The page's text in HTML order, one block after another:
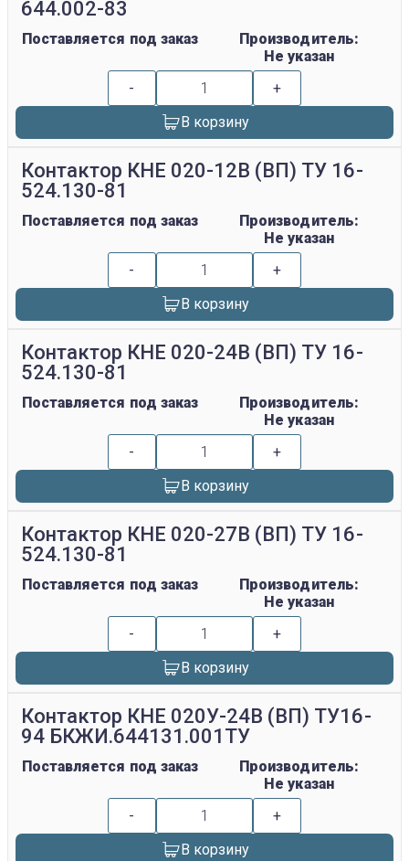
644.002-83
Поставляется под заказ
Производитель:
Не указан
-
+
В корзину
Контактор КНЕ 020-12В (ВП) ТУ 16-
524.130-81
Поставляется под заказ
Производитель:
Не указан
-
+
В корзину
Контактор КНЕ 020-24В (ВП) ТУ 16-
524.130-81
Поставляется под заказ
Производитель:
Не указан
-
+
В корзину
Контактор КНЕ 020-27В (ВП) ТУ 16-
524.130-81
Поставляется под заказ
Производитель:
Не указан
-
+
В корзину
Контактор КНЕ 020У-24В (ВП) ТУ16-
94 БКЖИ.644131.001ТУ
Поставляется под заказ
Производитель:
Не указан
-
+
В корзину